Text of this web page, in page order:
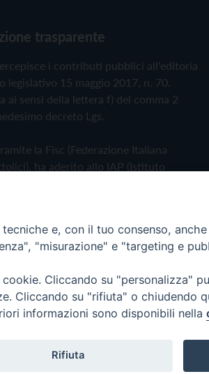
trasparente
i contributi pubblici all'editoria
legislativo 15 maggio 2017, n. 70.
ai sensi della lettera f) del comma 2
decreto Lgs.
la Fisc (Federazione Italiana
ha aderito allo IAP (Istituto
Cookie Policye, con il tuo consenso,
"misurazione" e "targeting e
Cliccando su "personalizza"
Cliccando su "rifiuta" o chiudendo
informazioni sono disponibili nella
Rifiuta